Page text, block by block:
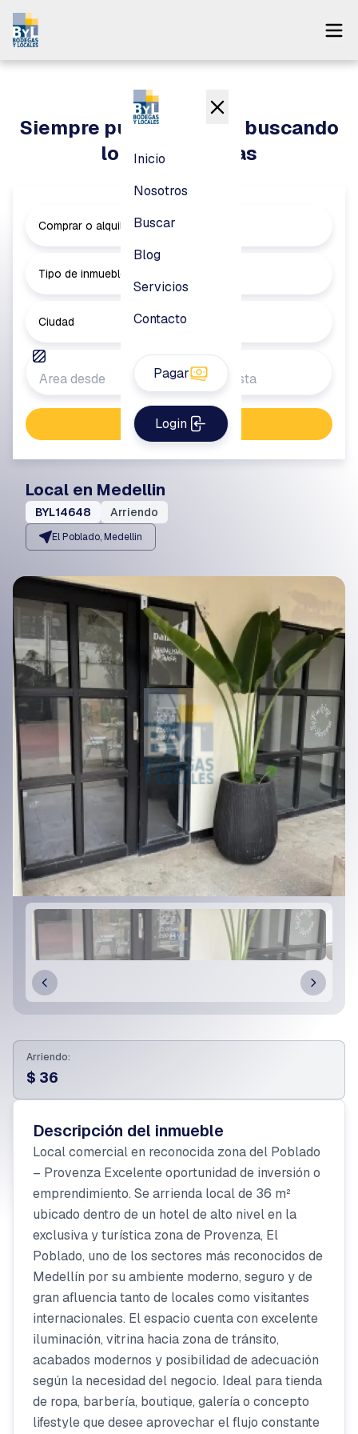
Nosotros
Pagar
Inicio
Nosotros
Buscar
Blog
Servicios
Contacto
Pagar
Login
Siempre puedes seguir buscando
lo que necesitas
Comprar o alquilar
Tipo de inmueble
Ciudad
Buscar propiedad
Local en Medellin
BYL14648 Arriendo
El Poblado, Medellin
Arriendo:
$ 36
Descripción del inmueble
Local comercial en reconocida zona del Poblado
– Provenza Excelente oportunidad de inversión o
emprendimiento. Se arrienda local de 36 m²
ubicado dentro de un hotel de alto nivel en la
exclusiva y turística zona de Provenza, El
Poblado, uno de los sectores más reconocidos de
Medellín por su ambiente moderno, seguro y de
gran afluencia tanto de locales como visitantes
internacionales. El espacio cuenta con excelente
iluminación, vitrina hacia zona de tránsito,
acabados modernos y posibilidad de adecuación
según la necesidad del negocio. Ideal para tienda
de ropa, barbería, boutique, galería o concepto
lifestyle que desee aprovechar el flujo constante